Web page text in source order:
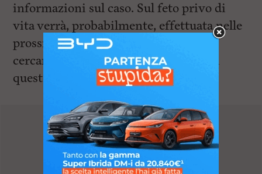
informazioni sul caso. Sul feto privo di
vita verrà, probabilmente, effettuata nelle
prossime ore anche un’
cercare di indagare a fondo le cause di
questo drammatico episodio.